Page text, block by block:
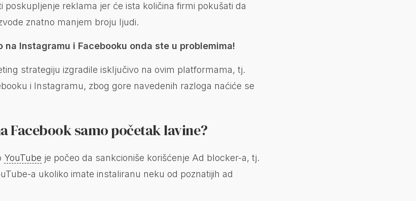
poskupljenje reklama jer će ista količina firmi pokušati da
znatno manjem broju ljudi.
na Instagramu i Facebooku onda ste u problemima!
strategiju izgradile isključivo na ovim platformama, tj.
i Instagramu, zbog gore navedenih razloga naćiće se
Facebook samo početak lavine?
YouTube je počeo da sankcioniše korišćenje Ad blocker-a, tj.
a ukoliko imate instaliranu neku od poznatijih ad